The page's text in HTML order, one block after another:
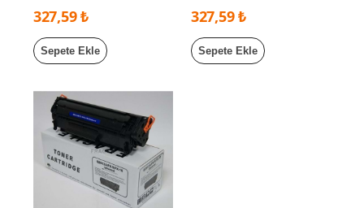
327,59 ₺
Sepete Ekle
327,59 ₺
Sepete Ekle